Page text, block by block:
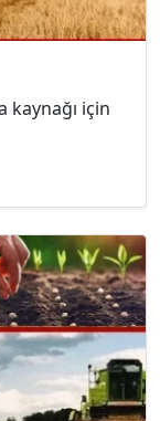
kaynağı için